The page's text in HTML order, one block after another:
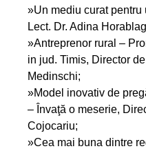
»Un mediu curat
Lect. Dr. Adina
»Antreprenor rural –
in jud. Timis, Director
Medinschi;
»Model inovativ de
– Învaţă o meserie,
Cojocariu;
»Cea mai buna dintre